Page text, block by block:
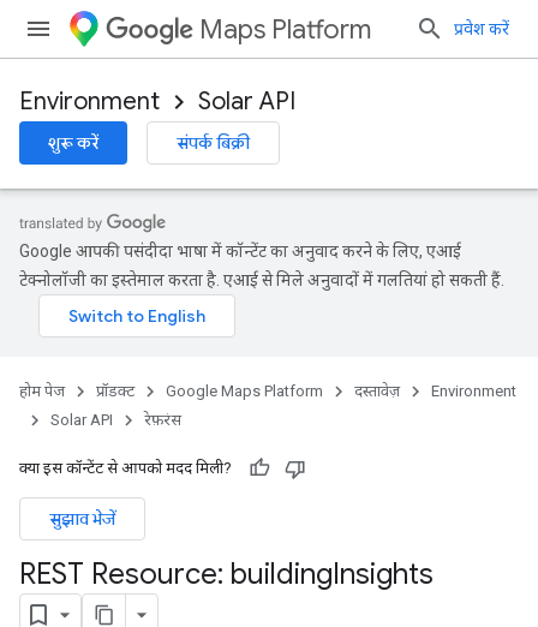
Maps Platform प्रवेश करें
Environment Solar API
शुरू करें संपर्क बिक्री
Google आपकी पसंदीदा भाषा में कॉन्टेंट का अनुवाद करने के लिए, एआई
टेक्नोलॉजी का इस्तेमाल करता है. एआई से मिले अनुवादों में गलतियां हो सकती हैं.
होम पेज प्रॉडक्ट Google Maps Platform दस्तावेज़
Environment
Solar API
रेफ़रंस
क्या इस कॉन्टेंट से आपको मदद मिली?
सुझाव भेजें
REST Resource: buildingInsights